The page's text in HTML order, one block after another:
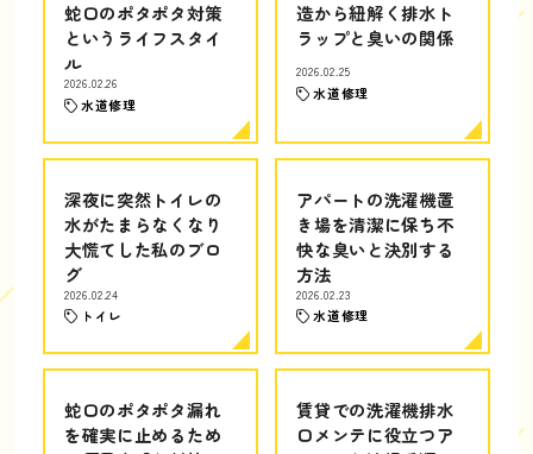
蛇口のポタポタ対策
というライフスタイ
ル
2026.02.26
水道修理
造から紐解く排水ト
ラップと臭いの関係
2026.02.25
水道修理
深夜に突然トイレの
水がたまらなくなり
大慌てした私のブロ
グ
2026.02.24
トイレ
アパートの洗濯機置
き場を清潔に保ち不
快な臭いと決別する
方法
2026.02.23
水道修理
蛇口のポタポタ漏れ
を確実に止めるため
賃貸での洗濯機排水
口メンテに役立つア